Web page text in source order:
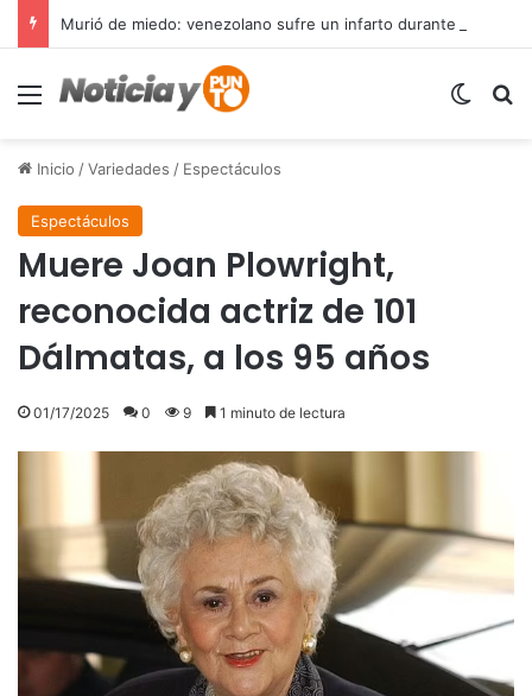
Menú
Inicio /Variedades / Espectáculos
Espectáculos
Muere Joan Plowright,
reconocida actriz de 101
Dálmatas, a los 95 años
01/17/2025 0 9 1 minuto de lectura